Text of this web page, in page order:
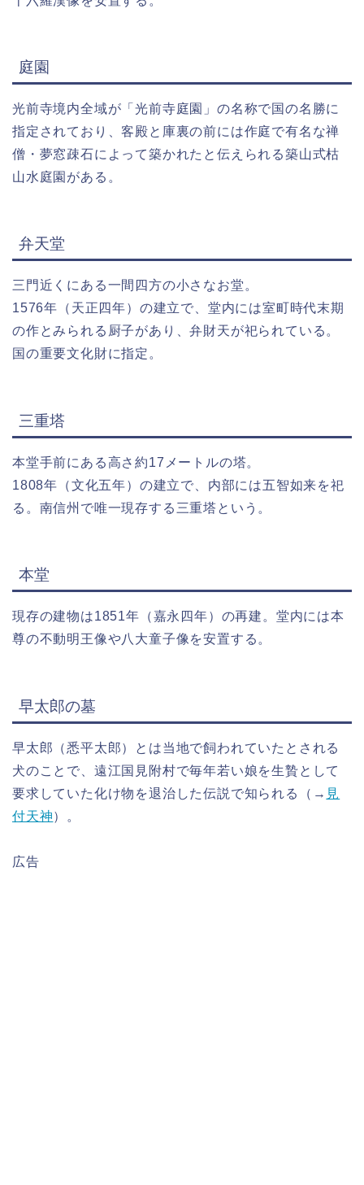
庭園
光前寺境内全域が「光前寺庭園」の名称で国の名勝に
指定されており、客殿と庫裏の前には作庭で有名な禅
僧・夢窓疎石によって築かれたと伝えられる築山式枯
山水庭園がある。
弁天堂
三門近くにある一間四方の小さなお堂。
1576年（天正四年）の建立で、堂内には室町時代末期
の作とみられる厨子があり、弁財天が祀られている。
国の重要文化財に指定。
三重塔
本堂手前にある高さ約17メートルの塔。
1808年（文化五年）の建立で、内部には五智如来を祀
る。南信州で唯一現存する三重塔という。
本堂
現存の建物は1851年（嘉永四年）の再建。堂内には本
尊の不動明王像や八大童子像を安置する。
早太郎の墓
早太郎（悉平太郎）とは当地で飼われていたとされる
犬のことで、遠江国見附村で毎年若い娘を生贄として
要求していた化け物を退治した伝説で知られる（→ 見
付天神）。
広告